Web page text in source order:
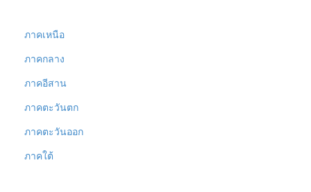
ภาคเหนือ
ภาคกลาง
ภาคอีสาน
ภาคตะวันตก
ภาคตะวันออก
ภาคใต้